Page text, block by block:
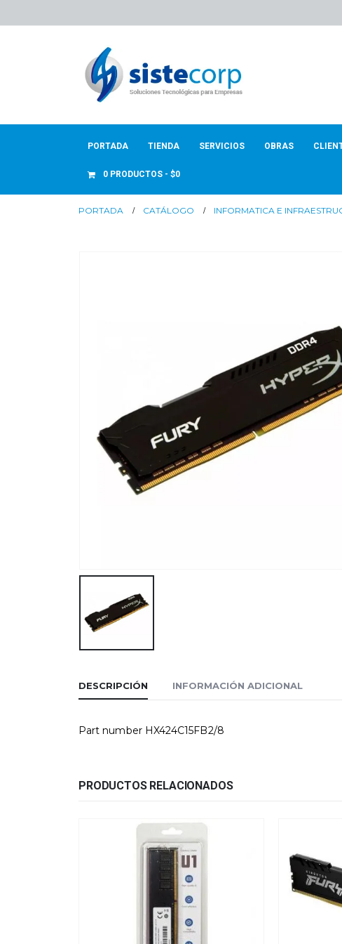
PORTADA TIENDA SERVICIOS OBRAS
0 PRODUCTOS $0
PORTADA CATÁLOGO INFORMATICA E
DESCRIPCIÓN INFORMACIÓN ADICIONAL
Part number HX424C15FB2/8
PRODUCTOS RELACIONADOS